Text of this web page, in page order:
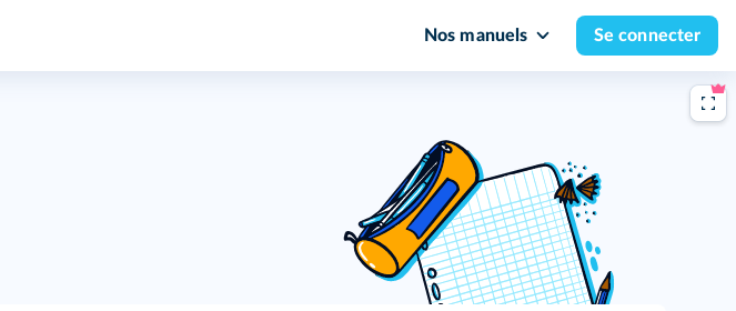
Nos manuels Se connecter